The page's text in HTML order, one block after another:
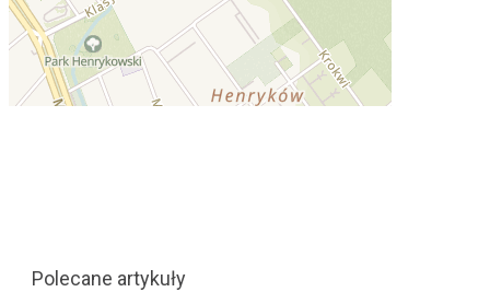
Polecane artykuły